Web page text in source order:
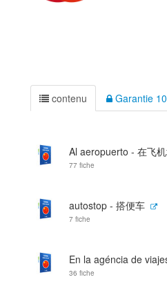
contenu Garantie
Al aeropuerto - 在飞
77 fiche
autostop - 搭便车
7 fiche
En la agéncia de
36 fiche